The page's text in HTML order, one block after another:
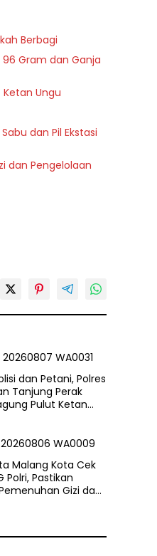
Berbagi
96 Gram dan Ganja
Ketan Ungu
dan Pil Ekstasi
dan Pengelolaan
dan Petani, Polres
Tanjung Perak
Pulut Ketan
Malang Kota Cek
Polri, Pastikan
Gizi dan